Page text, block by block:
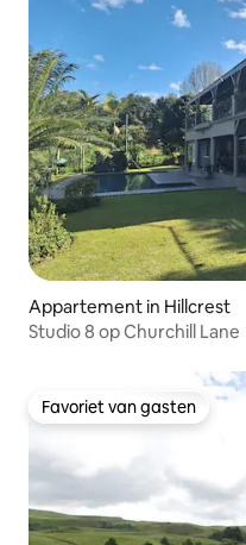
Appartement in Hillcrest
Studio 8 op Churchill Lane
Favoriet van gasten
Favoriet van gasten